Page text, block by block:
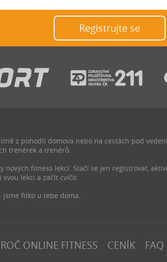
registrujte se
z pohodlí domova nebo na cestách pod
trenérek a trenérů.
fitness lekcí. Stačí se jen registrovat,
svou lekci a začít cvičit.
jsme fitko u tebe doma.
ONLINE FITNESS CENÍK FAQ